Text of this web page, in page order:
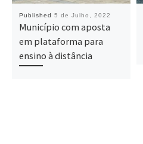
Published 5 de Julho, 2022
Município com aposta
em plataforma para
ensino à distância